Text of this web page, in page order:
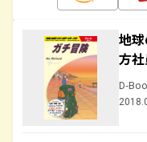
地
方
D-